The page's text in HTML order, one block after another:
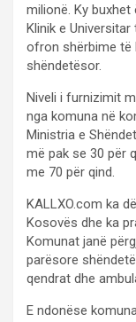
milionë. Ky
Klinik e
ofron shërbime të
shëndetësor.
Niveli i furnizimit
nga komuna në
Ministria e
më pak se 30 për
me 70 për qind.
KALLXO.com ka
Kosovës dhe ka
Komunat janë
parësore
qendrat dhe
E ndonëse